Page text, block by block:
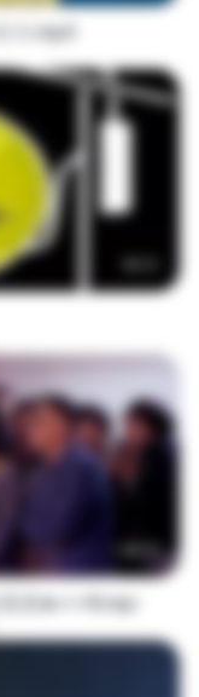
각.mp4
1:40:52
清★✔✔8.mp4